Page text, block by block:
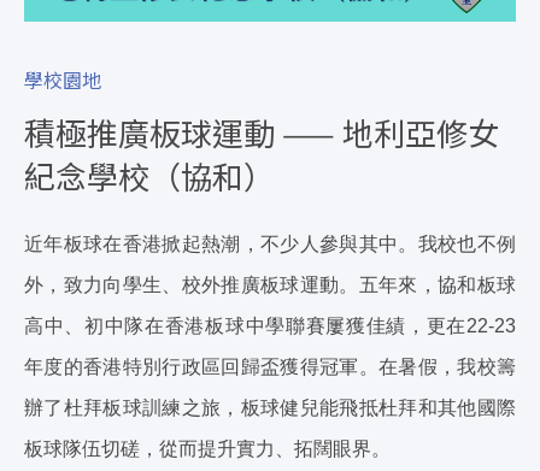
學校園地
積極推廣板球運動 —— 地利亞修女
紀念學校（協和）
近年板球在香港掀起熱潮，不少人參與其中。我校也不例
外，致力向學生、校外推廣板球運動。五年來，協和板球
高中、初中隊在香港板球中學聯賽屢獲佳績，更在22-23
年度的香港特別行政區回歸盃獲得冠軍。在暑假，我校籌
辦了杜拜板球訓練之旅，板球健兒能飛抵杜拜和其他國際
板球隊伍切磋，從而提升實力、拓闊眼界。